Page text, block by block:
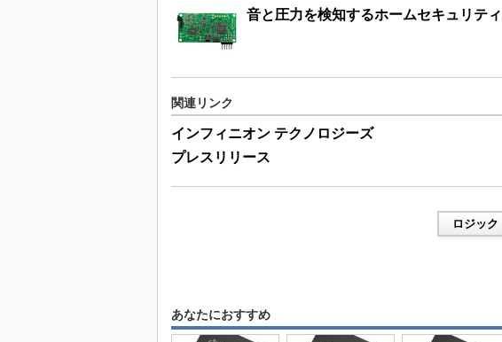
音と圧力を検知するホームセキュリテ
関連リンク
インフィニオン テクノロジーズ
プレスリリース
ロジック
あなたにおすすめ